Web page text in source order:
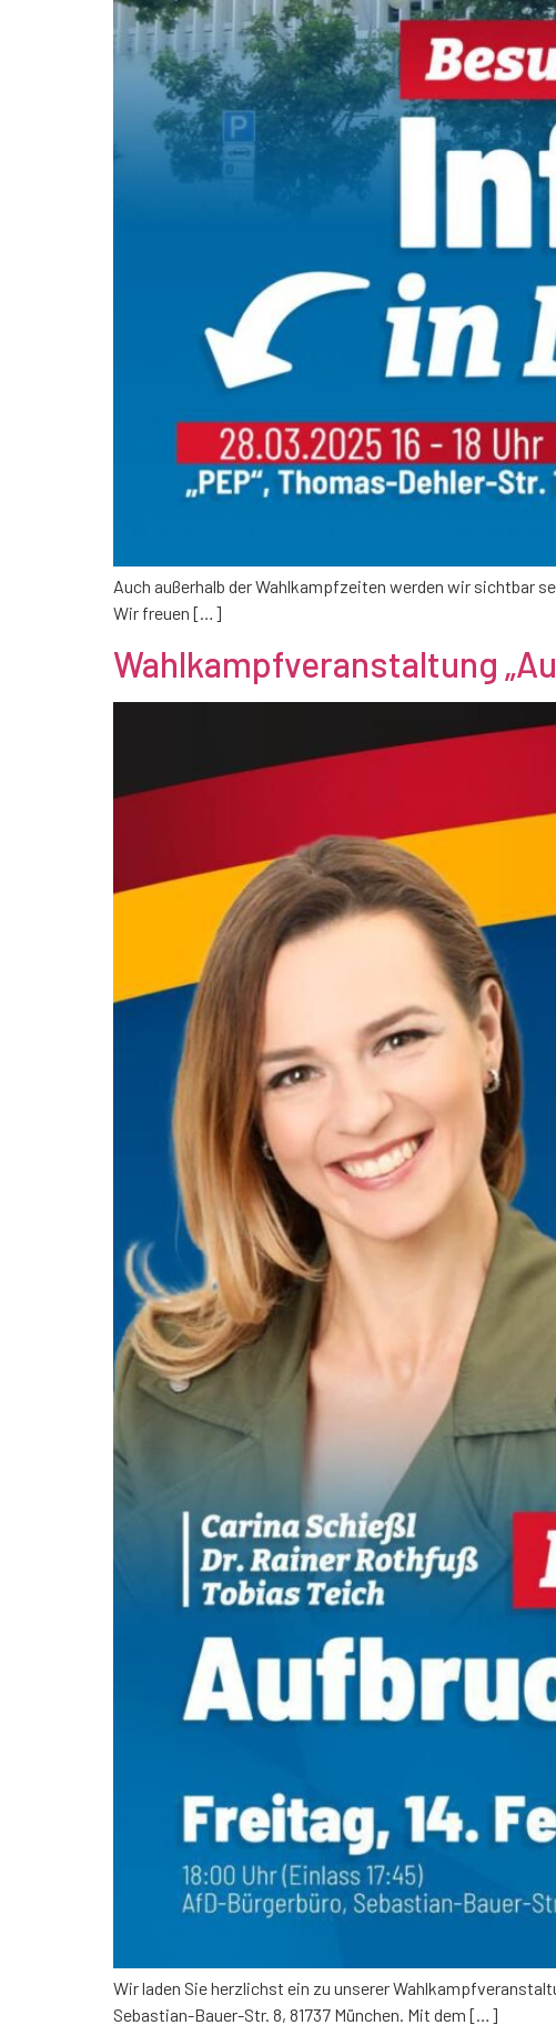
Auch außerhalb der Wahlkampfzeiten werden wir sichtbar
Wir freuen […]
Wahlkampfveranstaltung
Wir laden Sie herzlichst ein zu unserer
Sebastian-Bauer-Str. 8, 81737 München. Mit dem […]